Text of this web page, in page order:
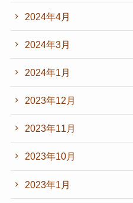
2024年4月
2024年3月
2024年1月
2023年12月
2023年11月
2023年10月
2023年1月